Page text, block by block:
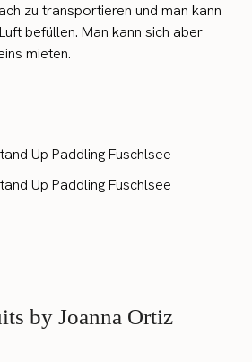
zu transportieren und man kann
befüllen. Man kann sich aber
mieten.
by Joanna Ortiz